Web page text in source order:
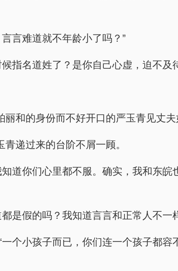
言难道就不年龄小了吗？”
指名道姓了？是你自己心虚，迫不及
和的身份而不好开口的严玉青见丈
递过来的台阶不屑一顾。
道你们心里都不服。确实，我和东
是假的吗？我知道言言和正常人不
个小孩子而已，你们连一个孩子都